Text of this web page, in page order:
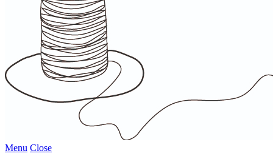
Menu Close